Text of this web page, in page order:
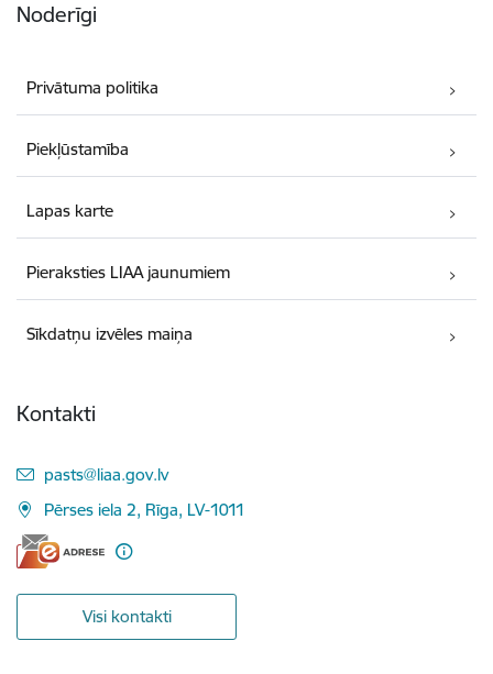
Noderīgi
Privātuma politika
Piekļūstamība
Lapas karte
Pieraksties LIAA jaunumiem
Sīkdatņu izvēles maiņa
Kontakti
E-pasts:
pasts@liaa.gov.lv
Pērses iela 2, Rīga, LV-1011
Visi kontakti